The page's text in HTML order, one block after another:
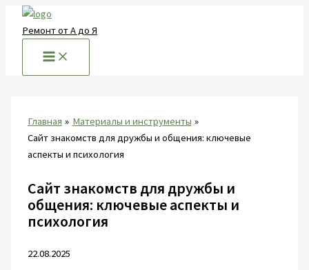
Перейти
Ремонт от А до Я
Главная
Материалы и инструменты
Сайт знакомств для дружбы и общения: ключевые
аспекты и психология
Сайт знакомств для дружбы и
общения: ключевые аспекты и
психология
22.08.2025